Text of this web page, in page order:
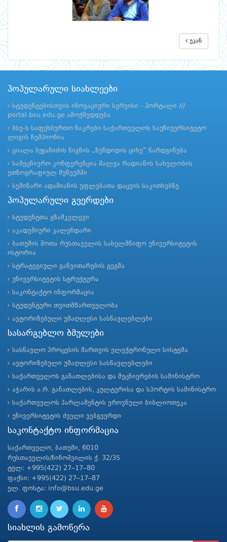
უკან
პოპულარული სიახლეები
სტუდენტებისთვის ინოვაციური სერვისი - პორტალი ///
portal.bsu.edu.ge ამოქმედდება
ბსუ-ს საფეხბურთო ნაკრები საქართველოს საუნივერსიტეტო
ლიგის ჩემპიონია
ციალა ბეჟანიძის წიგნის „ზენდიდის ციხე“ წარდგინება
სამეცნიერო კონფერენცია შალვა რადიანის სახელობის
ეთნოგრაფიულ მუზეუმში
სემინარი ადამიანის უფლებათა დაცვის საკითხებზე
პოპულარული გვერდები
სტუდენტთა გზამკვლევი
აკადემიური კალენდარი
ბათუმის შოთა რუსთაველის სახელმწიფო უნივერსიტეტის
ისტორია
სტრატეგიული განვითარების გეგმა
უნივერსიტეტის სტრუქტურა
საკონტაქტო ინფორმაცია
სტუდენტური თვითმმართველობა
ავტორიზებული უმაღლესი სასწავლებლები
სასარგებლო ბმულები
სასწავლო პროცესის მართვის ელექტრონული სისტემა
ავტორიზებული უმაღლესი სასწავლებლები
საქართველოს განათლებისა და მეცნიერების სამინისტრო
აჭარის ა.რ. განათლების, კულტურისა და სპორტის სამინისტრო
საქართველოს პარლამენტის ეროვნული ბიბლიოთეკა
უნივერსიტეტის ძველი ვებგვერდი
საკონტაქტო ინფორმაცია
საქართველო, ბათუმი, 6010
რუსთაველის/ნინოშვილის ქ. 32/35
ტელ: +995(422) 27–17–80
ფაქსი: +995(422) 27–17–87
ელ. ფოსტა: info@bsu.edu.ge
სიახლის გამოწერა